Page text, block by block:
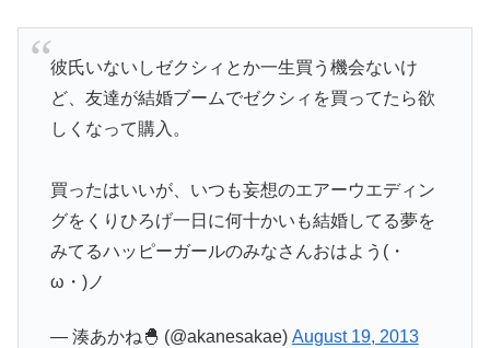
彼氏いないしゼクシィとか一生買う機会ないけ
ど、友達が結婚ブームでゼクシィを買ってたら欲
しくなって購入。
買ったはいいが、いつも妄想のエアーウエディン
グをくりひろげ一日に何十かいも結婚してる夢を
みてるハッピーガールのみなさんおはよう(・
ω・)ノ
— 湊あかね🐣 (@akanesakae) August 19, 2013